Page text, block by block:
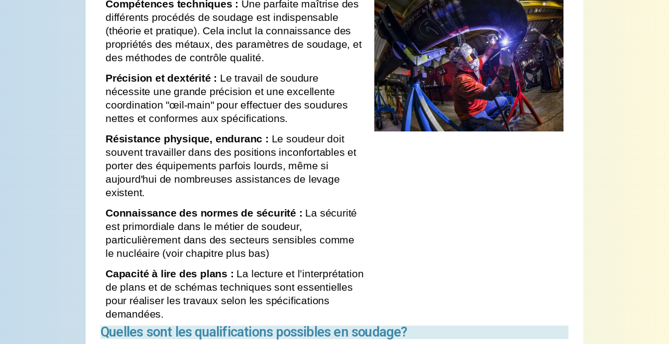
Compétences techniques : Une parfaite maîtrise des
différents procédés de soudage est indispensable
(théorie et pratique). Cela inclut la connaissance des
propriétés des métaux, des paramètres de soudage, et
des méthodes de contrôle qualité.
Précision et dextérité : Le travail de soudure
nécessite une grande précision et une excellente
coordination "œil-main" pour effectuer des soudures
nettes et conformes aux spécifications.
Résistance physique, enduranc : Le soudeur doit
souvent travailler dans des positions inconfortables et
porter des équipements parfois lourds, même si
aujourd'hui de nombreuses assistances de levage
existent.
Connaissance des normes de sécurité : La sécurité
est primordiale dans le métier de soudeur,
particulièrement dans des secteurs sensibles comme
le nucléaire (voir chapitre plus bas)
Capacité à lire des plans : La lecture et l’interprétation
de plans et de schémas techniques sont essentielles
pour réaliser les travaux selon les spécifications
demandées.
Quelles sont les qualifications possibles en soudage?